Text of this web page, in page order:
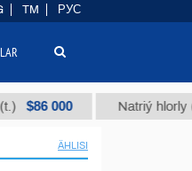
Natriý hlorly (nahar
ÄHLISI
TM РУС